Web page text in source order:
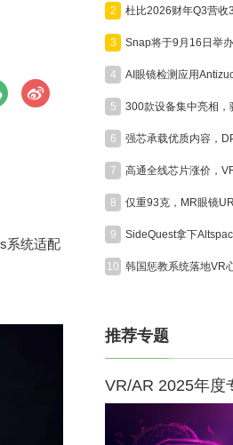
系统适配
2
3
4
5
6
7
8
9
10
推荐专题
VR/AR 2025年度